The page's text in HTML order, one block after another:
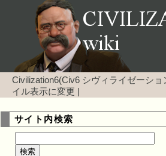
Civilization6(Civ6 シヴィライゼーショ
イル表示に変更
サイト内検索